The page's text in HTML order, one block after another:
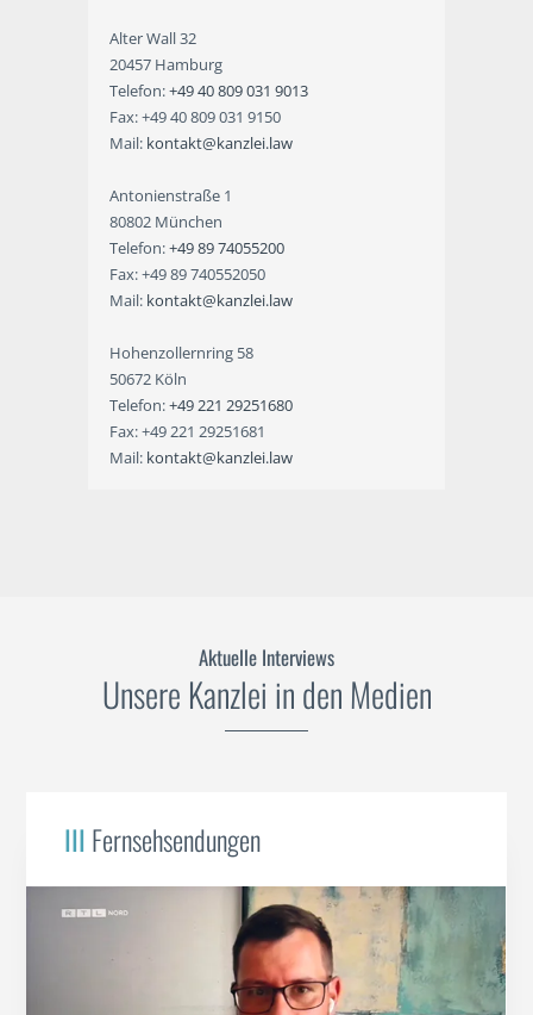
Alter Wall 32
20457 Hamburg
Telefon:+49 40 809 031 9013
Fax: +49 40 809 031 9150
Mail: kontakt@kanzlei.law
Antonienstraße 1
80802 München
Telefon:+49 89 74055200
Fax: +49 89 740552050
Mail: kontakt@kanzlei.law
Hohenzollernring 58
50672 Köln
Telefon:+49 221 29251680
Fax: +49 221 29251681
Mail: kontakt@kanzlei.law
Aktuelle Interviews
Unsere Kanzlei in den Medien
III Fernsehsendungen